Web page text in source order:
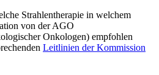
Strahlentherapie in welchem
von der AGO
Onkologen) empfohlen
Leitlinien der Kommission